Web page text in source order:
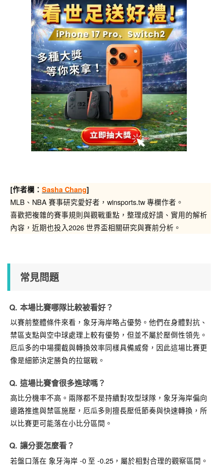
[作者欄：Sasha Chang]
MLB、NBA 賽事研究愛好者，winsports.tw 專欄作者。
喜歡把複雜的賽事規則與觀戰重點，整理成好讀、實用的解析
內容，近期也投入2026 世界盃相關研究與賽前分析。
常見問題
本場比賽哪隊比較被看好？
以賽前整體條件來看， 象牙海岸略占優勢 。他們在身體對抗、
禁區支點與空中球處理上較有優勢，但並不屬於壓倒性領先。
厄瓜多的中場攔截與轉換效率同樣具備威脅，因此這場比賽更
像是細節決定勝負的拉鋸戰。
這場比賽會很多進球嗎？
高比分機率不高 。兩隊都不是持續對攻型球隊，象牙海岸偏向
邊路推進與禁區施壓，厄瓜多則擅長壓低節奏與快速轉換，所
以比賽更可能落在小比分區間。
讓分要怎麼看？
若盤口落在 象牙海岸 -0 至 -0.25 ，屬於相對合理的觀察區間。